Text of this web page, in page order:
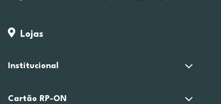
Lojas
Institucional
Cartão RP-ON